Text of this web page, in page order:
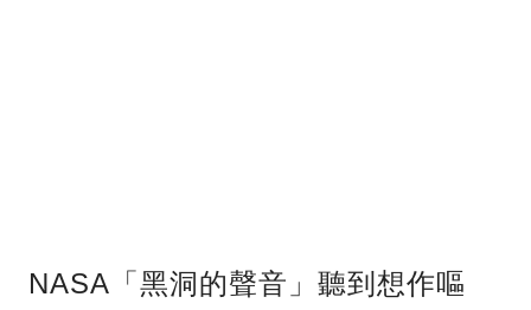
NASA「黑洞的聲音」聽到想作嘔